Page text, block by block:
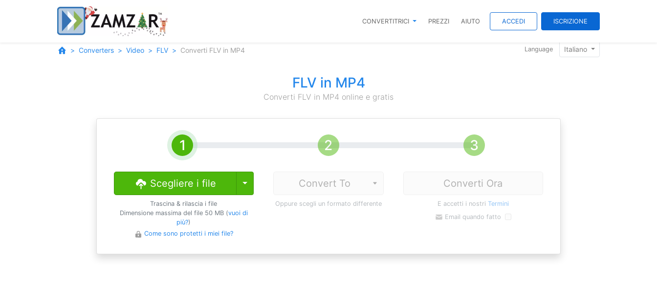
CONVERTITRICI PREZZI AIUTO ACCEDI ISCRIZIONE
Converters Video FLV Converti FLV in MP4 Language Italiano
FLV in MP4
Converti FLV in MP4 online e gratis
Scegliere i file Toggle Dropdown
Trascina & rilascia i file
Dimensione massima del file 50 MB (vuoi di
più?)
Come sono protetti i miei file?
Oppure scegli un formato differente
Converti Ora
E accetti i nostri Termini
Email quando fatto